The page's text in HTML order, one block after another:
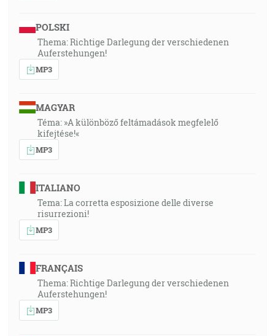
POLSKI
Thema: Richtige Darlegung der verschiedenen
Auferstehungen!
MP3
MAGYAR
Téma: »A különböző feltámadások megfelelő
kifejtése!«
MP3
ITALIANO
Tema: La corretta esposizione delle diverse
risurrezioni!
MP3
FRANÇAIS
Thema: Richtige Darlegung der verschiedenen
Auferstehungen!
MP3